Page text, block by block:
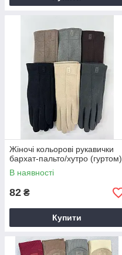
Жіночі кольорові рукавички
бархат-пальто/хутро (гуртом)
В наявності
82 ₴
Купити